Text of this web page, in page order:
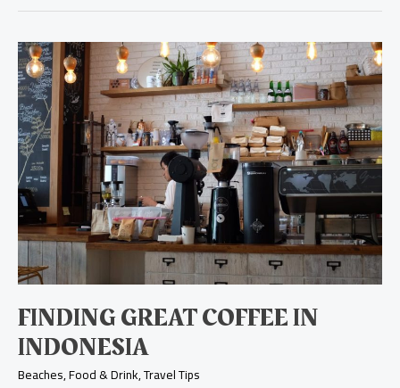
FINDING GREAT COFFEE IN
INDONESIA
Beaches,Food & Drink,Travel Tips
Finding
great
coffee
in
Indonesia